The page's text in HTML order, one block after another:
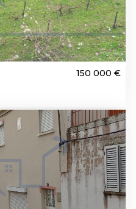
150 000 €